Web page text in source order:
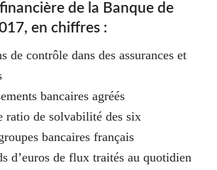
de la Banque de
en chiffres :
de contrôle dans des assurances et
bancaires agréés
ratio de solvabilité des six
bancaires français
d’euros de flux traités au quotidien